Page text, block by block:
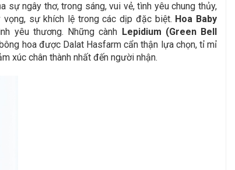
ngây thơ, trong sáng, vui vẻ, tình yêu chung thủy,
sự khích lệ trong các dịp đặc biệt. Hoa Baby
yêu thương. Những cành Lepidium (Green Bell
hoa được Dalat Hasfarm cẩn thận lựa chọn, tỉ mỉ
xúc chân thành nhất đến người nhận.